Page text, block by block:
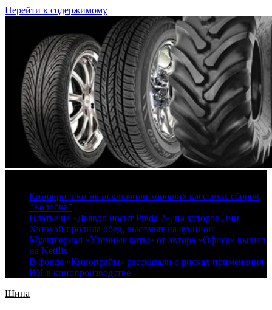
Перейти к содержимому
Кинокритики не исключили хороших кассовых сборов
“Колобка”
Платье из «Дьявол носит Prada 2», на которое Энн
Хэтэуэй пролила обед, выставят на аукцион
Мультсериал «Уличные коты» от автора «Офиса» вышел
на Netflix
В фонде «Кинопрайм» рассказали о рисках применения
ИИ в кинопроизводстве
Шина